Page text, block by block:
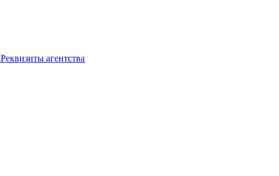
Реквизиты агентства